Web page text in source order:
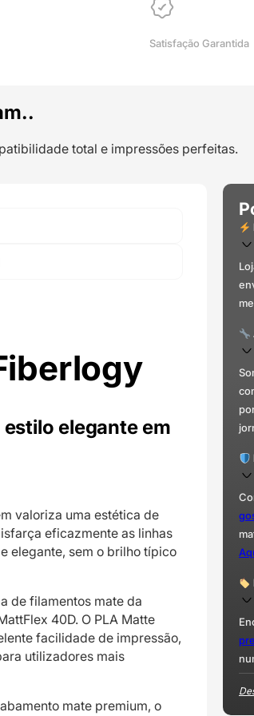
Satisfação Garantida
total e impressões perfeitas.
elegante em
valoriza uma estética de
eficazmente as linhas
elegante, sem o brilho típico
de filamentos mate da
40D. O PLA Matte
facilidade de impressão,
utilizadores mais
mate premium, o